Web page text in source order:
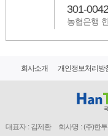
301-
농협은행
회사소개 개인정보처리방
대표자 : 김제환 회사명 : (주)한